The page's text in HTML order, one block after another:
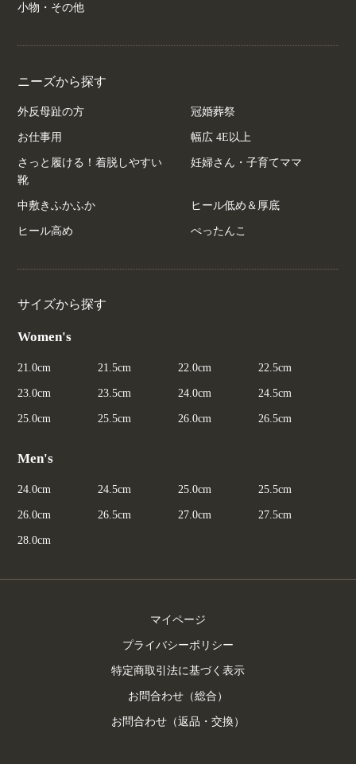
小物・その他
ニーズから探す
外反母趾の方 冠婚葬祭
お仕事用 幅広 4E以上
さっと履ける！着脱しやすい
靴
妊婦さん・子育てママ
中敷きふかふか ヒール低め＆厚底
ヒール高め ぺったんこ
サイズから探す
Women's
21.0cm 21.5cm 22.0cm 22.5cm
23.0cm 23.5cm 24.0cm 24.5cm
25.0cm 25.5cm 26.0cm 26.5cm
Men's
24.0cm 24.5cm 25.0cm 25.5cm
26.0cm 26.5cm 27.0cm 27.5cm
28.0cm
マイページ
プライバシーポリシー
特定商取引法に基づく表示
お問合わせ（総合）
お問合わせ（返品・交換）